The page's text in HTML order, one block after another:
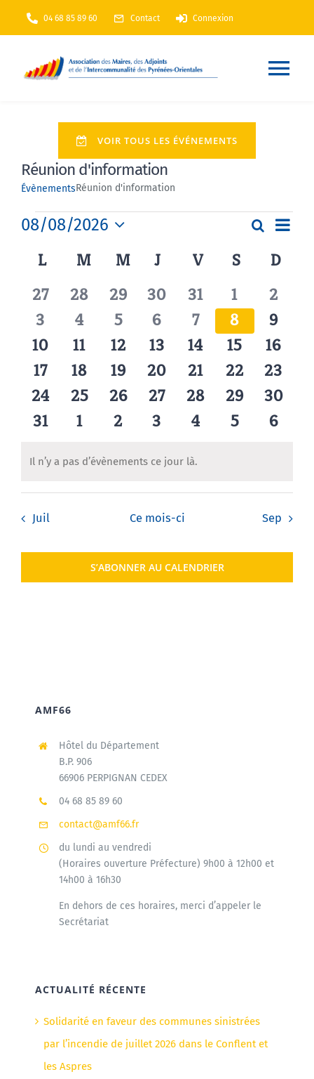
Passer
au
04 68 85 89 60 Contact Connexion
AMF66
Nos services
Nos actions
Municipales 2026
VOIR TOUS LES ÉVÉNEMENTS
Réunion d'information
ÉvènementsRéunion d'information
Évènements
de
vues
Mois
08/08/2026
une
Calendrier
de
Évènements
LLUNDI
M MARDI
MMERCREDI
J JEUDI
VVENDREDI
S SAMEDI
D
0
évènements
27
0
évènements
28
0
évènements
29
0
évènements
30
0
évènements
31
0
1
0
2
0
évènements
3
0
évènements
4
0
évènements
5
0
évènements
6
0
évènements
7
0
évènements
8
0
9
0
évènements
10
0
évènements
11
0
évènements
12
0
évènements
13
0
évènements
14
0
évènements
15
0
16
0
évènements
17
0
évènements
18
0
évènements
19
0
évènements
20
0
évènements
21
0
évènements
22
0
23
0
évènements
24
0
évènements
25
0
évènements
26
0
évènements
27
0
évènements
28
0
évènements
29
0
30
0
31
0
1
0
2
0
3
0
4
0
5
0
6
Il n’y a pas d’évènements ce jour là.
Juil Ce mois-ci Sep
S’ABONNER AU CALENDRIER
AMF66
Hôtel du Département
B.P. 906
66906 PERPIGNAN CEDEX
04 68 85 89 60
contact@amf66.fr
du lundi au vendredi
(Horaires ouverture Préfecture) 9h00 à 12h00 et
14h00 à 16h30
En dehors de ces horaires, merci d’appeler le
Secrétariat
ACTUALITÉ RÉCENTE
Solidarité en faveur des communes sinistrées
par l’incendie de juillet 2026 dans le Conflent et
les Aspres